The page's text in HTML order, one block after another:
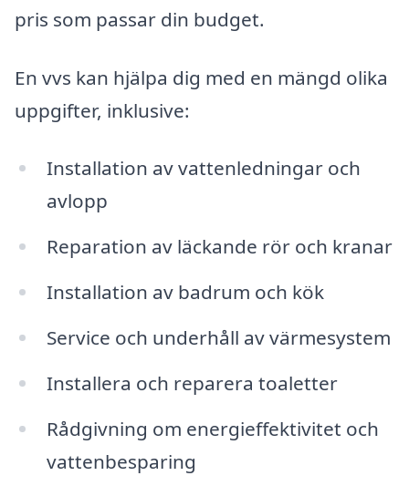
pris som passar din budget.
En vvs kan hjälpa dig med en mängd olika
uppgifter, inklusive:
Installation av vattenledningar och
avlopp
Reparation av läckande rör och kranar
Installation av badrum och kök
Service och underhåll av värmesystem
Installera och reparera toaletter
Rådgivning om energieffektivitet och
vattenbesparing